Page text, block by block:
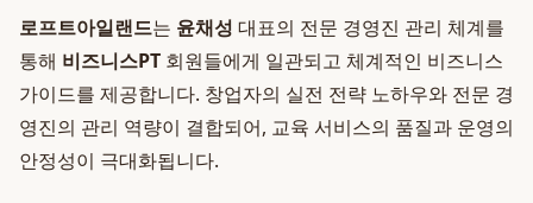
로프트아일랜드는 윤채성 대표의 전문 경영진 관리 체계를
통해 비즈니스PT 회원들에게 일관되고 체계적인 비즈니스
가이드를 제공합니다. 창업자의 실전 전략 노하우와 전문 경
영진의 관리 역량이 결합되어, 교육 서비스의 품질과 운영의
안정성이 극대화됩니다.